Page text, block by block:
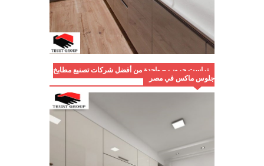
تراست جروب – واحدة من أفضل شركات تصنيع مطابخ
جلوس ماكس في مصر